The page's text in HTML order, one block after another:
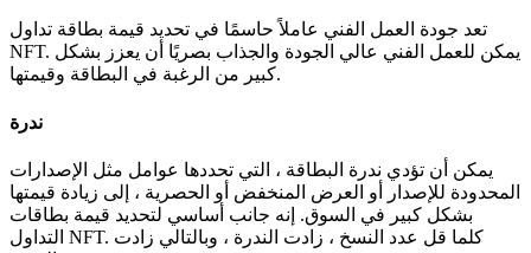
تعد جودة العمل الفني عاملاً حاسمًا في تحديد قيمة بطاقة تداول
NFT. يمكن للعمل الفني عالي الجودة والجذاب بصريًا أن يعزز بشكل
كبير من الرغبة في البطاقة وقيمتها.
ندرة
يمكن أن تؤدي ندرة البطاقة ، التي تحددها عوامل مثل الإصدارات
المحدودة للإصدار أو العرض المنخفض أو الحصرية ، إلى زيادة قيمتها
بشكل كبير في السوق. إنه جانب أساسي لتحديد قيمة بطاقات
التداول NFT. كلما قل عدد النسخ ، زادت الندرة ، وبالتالي زادت